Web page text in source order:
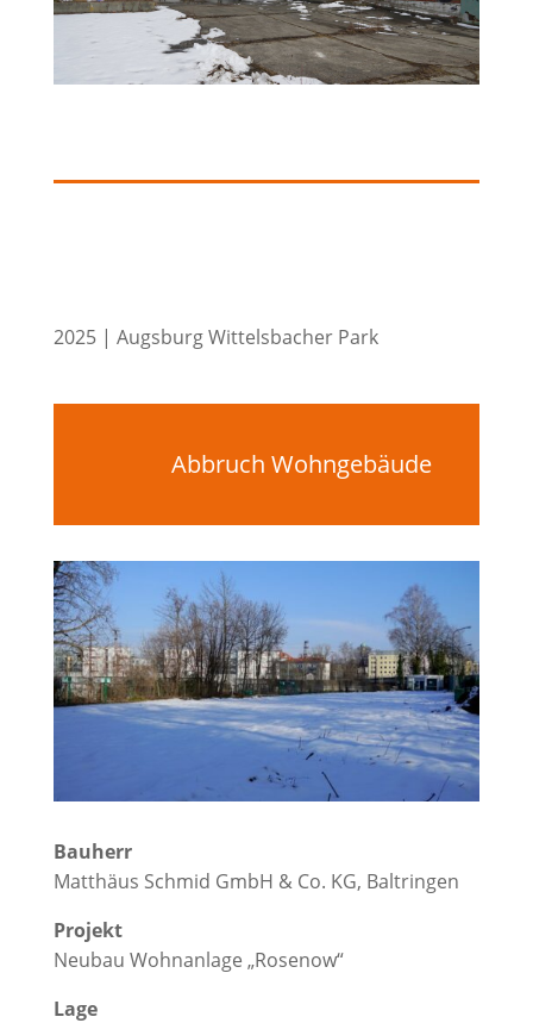
2025 | Augsburg Wittelsbacher Park
Abbruch Wohngebäude
Bauherr
Matthäus Schmid GmbH & Co. KG, Baltringen
Projekt
Neubau Wohnanlage „Rosenow“
Lage